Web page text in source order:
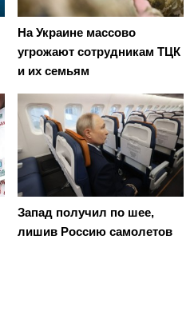
На Украине массово
угрожают сотрудникам ТЦК
и их семьям
Запад получил по шее,
лишив Россию самолетов